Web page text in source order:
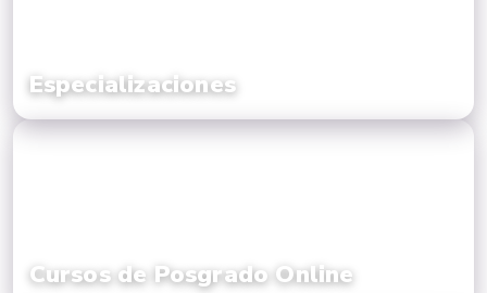
Especializaciones
Cursos de Posgrado Online